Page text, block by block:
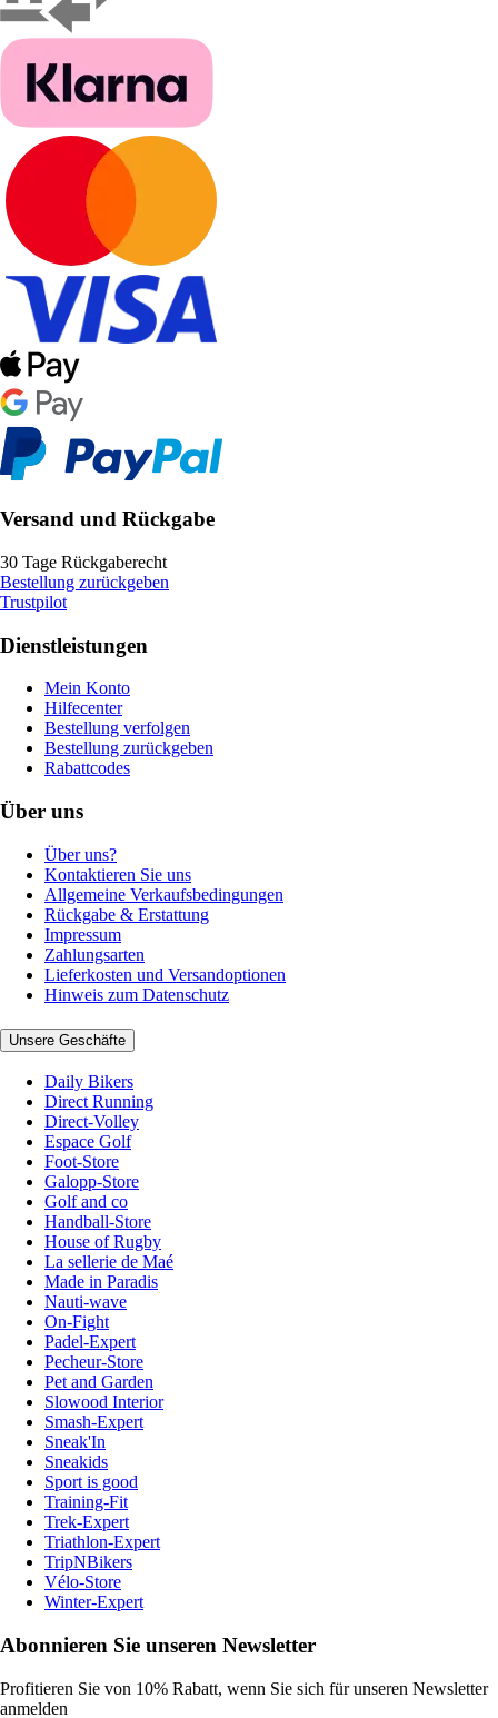
Versand und Rückgabe
30 Tage Rückgaberecht
Bestellung zurückgeben
Trustpilot
Dienstleistungen
Mein Konto
Hilfecenter
Bestellung verfolgen
Bestellung zurückgeben
Rabattcodes
Über uns
Über uns?
Kontaktieren Sie uns
Allgemeine Verkaufsbedingungen
Rückgabe & Erstattung
Impressum
Zahlungsarten
Lieferkosten und Versandoptionen
Hinweis zum Datenschutz
Unsere Geschäfte
Daily Bikers
Direct Running
Direct-Volley
Espace Golf
Foot-Store
Galopp-Store
Golf and co
Handball-Store
House of Rugby
La sellerie de Maé
Made in Paradis
Nauti-wave
On-Fight
Padel-Expert
Pecheur-Store
Pet and Garden
Slowood Interior
Smash-Expert
Sneak'In
Sneakids
Sport is good
Training-Fit
Trek-Expert
Triathlon-Expert
TripNBikers
Vélo-Store
Winter-Expert
Abonnieren Sie unseren Newsletter
Profitieren Sie von 10% Rabatt, wenn Sie sich für unseren Newsletter
anmelden